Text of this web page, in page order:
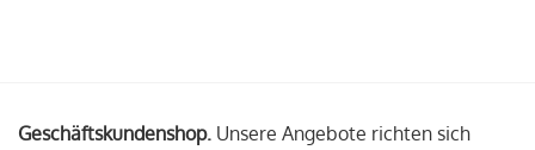
Geschäftskundenshop. Unsere Angebote richten sich